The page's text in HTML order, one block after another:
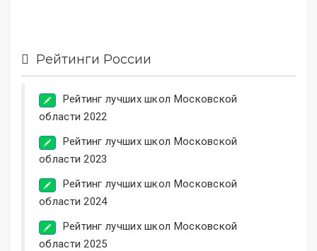
Рейтинги России
Рейтинг лучших школ Московской
области 2022
Рейтинг лучших школ Московской
области 2023
Рейтинг лучших школ Московской
области 2024
Рейтинг лучших школ Московской
области 2025